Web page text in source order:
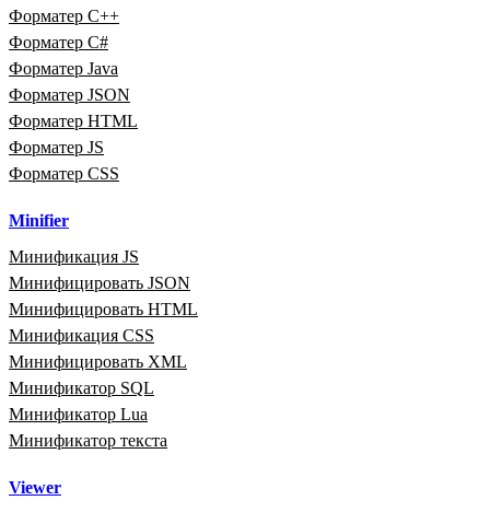
Форматер C++
Форматер C#
Форматер Java
Форматер JSON
Форматер HTML
Форматер JS
Форматер CSS
Minifier
Минификация JS
Минифицировать JSON
Минифицировать HTML
Минификация CSS
Минифицировать XML
Минификатор SQL
Минификатор Lua
Минификатор текста
Viewer